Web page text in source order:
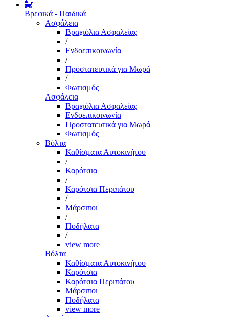
Βρεφικά - Παιδικά
Ασφάλεια
Βραχιόλια Ασφαλείας
/
Ενδοεπικοινωνία
/
Προστατευτικά για Μωρά
/
Φωτισμός
Ασφάλεια
Βραχιόλια Ασφαλείας
Ενδοεπικοινωνία
Προστατευτικά για Μωρά
Φωτισμός
Βόλτα
Καθίσματα Αυτοκινήτου
/
Καρότσια
/
Καρότσια Περιπάτου
/
Μάρσιποι
/
Ποδήλατα
/
view more
Βόλτα
Καθίσματα Αυτοκινήτου
Καρότσια
Καρότσια Περιπάτου
Μάρσιποι
Ποδήλατα
view more